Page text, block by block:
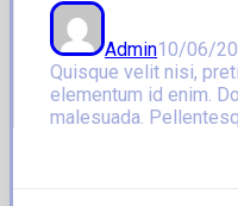
Admin10/06/
Quisque velit nisi,
elementum id enim.
malesuada.